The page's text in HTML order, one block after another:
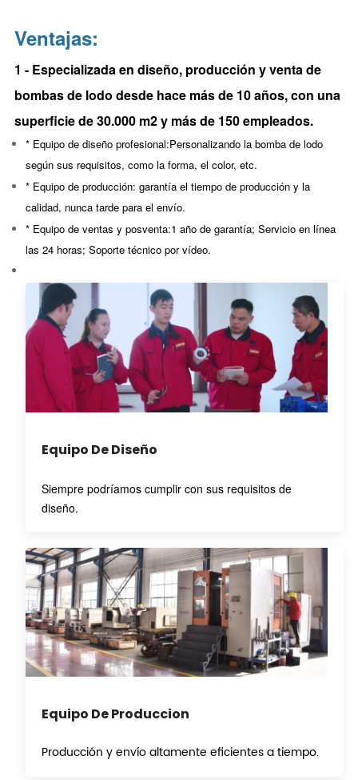
Ventajas:
1 - Especializada en diseño, producción y venta de
bombas de lodo desde hace más de 10 años, con una
superficie de 30.000 m2 y más de 150 empleados.
* Equipo de diseño profesional:Personalizando la bomba de lodo
según sus requisitos, como la forma, el color, etc.
* Equipo de producción: garantíael tiempo de producción y la
calidad, nunca tarde para el envío.
* Equipo de ventas y posventa:1 año de garantía; Servicio en línea
las 24 horas; Soporte técnico por vídeo.
Equipo De Diseño
Siempre podríamos cumplir con sus requisitos de
diseño.
Equipo De Produccion
Producción y envío altamente eficientes a tiempo.